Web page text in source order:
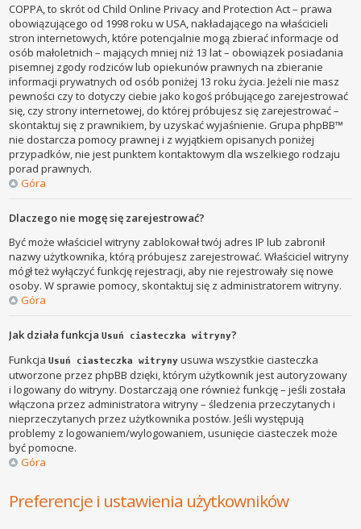
COPPA, to skrót od Child Online Privacy and Protection Act – prawa
obowiązującego od 1998 roku w USA, nakładającego na właścicieli
stron internetowych, które potencjalnie mogą zbierać informacje od
osób małoletnich – mających mniej niż 13 lat – obowiązek posiadania
pisemnej zgody rodziców lub opiekunów prawnych na zbieranie
informacji prywatnych od osób poniżej 13 roku życia. Jeżeli nie masz
pewności czy to dotyczy ciebie jako kogoś próbującego zarejestrować
się, czy strony internetowej, do której próbujesz się zarejestrować –
skontaktuj się z prawnikiem, by uzyskać wyjaśnienie. Grupa phpBB™
nie dostarcza pomocy prawnej i z wyjątkiem opisanych poniżej
przypadków, nie jest punktem kontaktowym dla wszelkiego rodzaju
porad prawnych.
Góra
Dlaczego nie mogę się zarejestrować?
Być może właściciel witryny zablokował twój adres IP lub zabronił
nazwy użytkownika, którą próbujesz zarejestrować. Właściciel witryny
mógł też wyłączyć funkcję rejestracji, aby nie rejestrowały się nowe
osoby. W sprawie pomocy, skontaktuj się z administratorem witryny.
Góra
Jak działa funkcjaUsuń ciasteczka witryny?
FunkcjaUsuń ciasteczka witryny usuwa wszystkie ciasteczka
utworzone przez phpBB dzięki, którym użytkownik jest autoryzowany
i logowany do witryny. Dostarczają one również funkcję – jeśli została
włączona przez administratora witryny – śledzenia przeczytanych i
nieprzeczytanych przez użytkownika postów. Jeśli występują
problemy z logowaniem/wylogowaniem, usunięcie ciasteczek może
być pomocne.
Góra
Preferencje i ustawienia użytkowników